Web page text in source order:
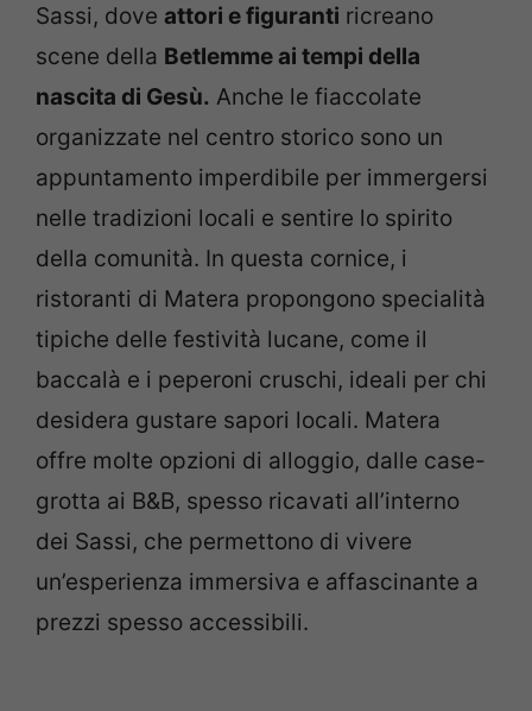
Sassi, dove attori e figuranti ricreano
scene della Betlemme ai tempi della
nascita di Gesù. Anche le fiaccolate
organizzate nel centro storico sono un
appuntamento imperdibile per immergersi
nelle tradizioni locali e sentire lo spirito
della comunità. In questa cornice, i
ristoranti di Matera propongono specialità
tipiche delle festività lucane, come il
baccalà e i peperoni cruschi, ideali per chi
desidera gustare sapori locali. Matera
offre molte opzioni di alloggio, dalle case-
grotta ai B&B, spesso ricavati all’interno
dei Sassi, che permettono di vivere
un’esperienza immersiva e affascinante a
prezzi spesso accessibili.